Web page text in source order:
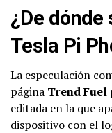
¿De
Tesla Pi
La especulación
página Trend Fuel
editada en la que
dispositivo con el